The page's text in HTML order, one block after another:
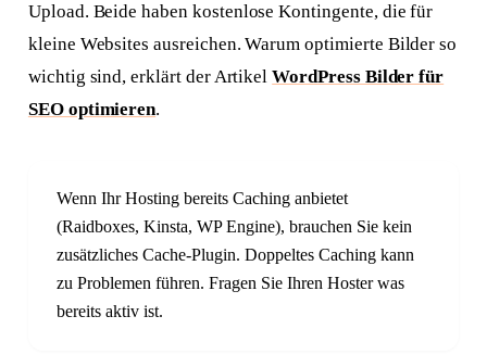
Upload. Beide haben kostenlose Kontingente, die für
kleine Websites ausreichen. Warum optimierte Bilder so
wichtig sind, erklärt der ArtikelWordPress Bilder für
SEO optimieren.
Wenn Ihr Hosting bereits Caching anbietet
(Raidboxes, Kinsta, WP Engine), brauchen Sie kein
zusätzliches Cache-Plugin. Doppeltes Caching kann
zu Problemen führen. Fragen Sie Ihren Hoster was
bereits aktiv ist.